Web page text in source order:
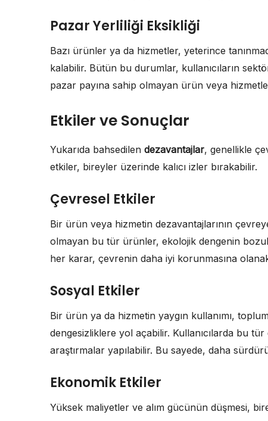
Pazar Yerliliği Eksikliği
Bazı ürünler ya da hizmetler, yeterince
kalabilir. Bütün bu durumlar, kullanıcıların
pazar payına sahip olmayan ürün veya
Etkiler ve Sonuçlar
Yukarıda bahsedilen dezavantajlar, genellikle
etkiler, bireyler üzerinde kalıcı izler bırakabilir.
Çevresel Etkiler
Bir ürün veya hizmetin dezavantajlarının
olmayan bu tür ürünler, ekolojik dengenin
her karar, çevrenin daha iyi korunmasına
Sosyal Etkiler
Bir ürün ya da hizmetin yaygın kullanımı,
dengesizliklere yol açabilir. Kullanıcılarda bu
araştırmalar yapılabilir. Bu sayede, daha
Ekonomik Etkiler
Yüksek maliyetler ve alım gücünün düşmesi,